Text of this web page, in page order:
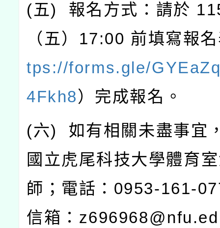
(五) 報名方式：請於
（五） 17:00 前填寫報
tps://forms.gle/
4Fkh8）完成報名。
(六) 如有相關未盡事宜
國立虎尾科技大學體育
師；電話： 0953-161-
信箱：